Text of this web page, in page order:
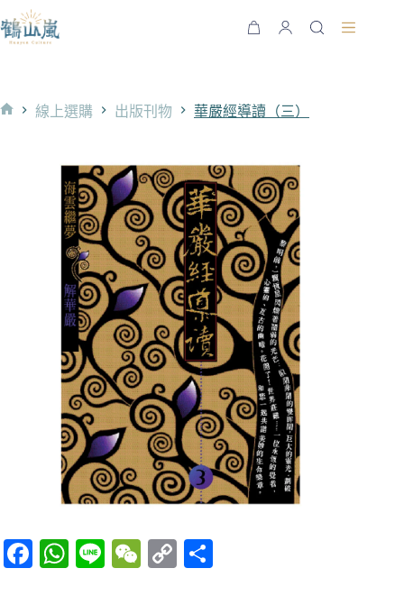
至
容
購
線上選購 出版刊物 華嚴經導讀（三）
Fa W
Li
W
C